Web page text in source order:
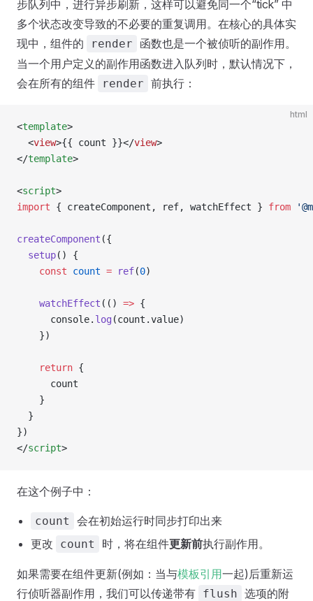
步队列中，进行异步刷新，这样可以避免同一个“tick” 中
多个状态改变导致的不必要的重复调用。在核心的具体实
现中，组件的
render
函数也是一个被侦听的副作用。
当一个用户定义的副作用函数进入队列时，默认情况下，
会在所有的组件
render 前执行：
html
<template>
  <
view>{{ count }}</view>
</template>
<script>
import { createComponent, ref, watchEffect } from
createComponent ({
  setup
() {
    const
count = ref(0)
    watchEffect
(() => {
      console.
log (count.value)
    })
    return
{
      count
    }
  }
})
</script>
在这个例子中：
count
会在初始运行时同步打印出来
更改
count 时，将在组件更新前执行副作用。
如果需要在组件更新(例如：当与模板引用一起)后重新运
行侦听器副作用，我们可以传递带有 flush 选项的附